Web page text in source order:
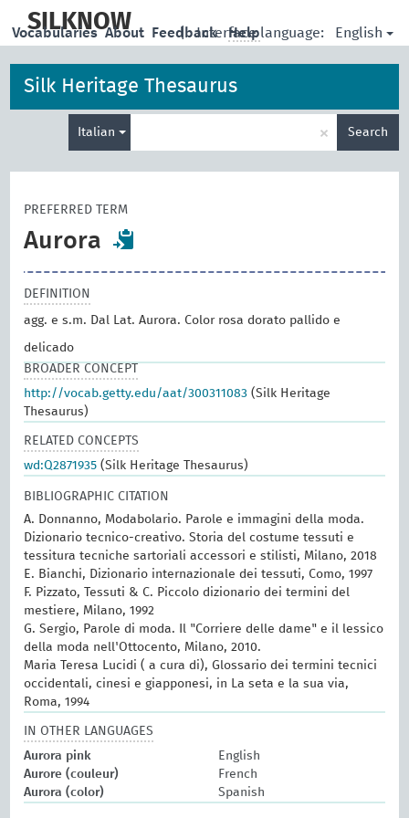
main
SILKNOW | Interface language: English
Vocabularies About Feedback Help
Silk Heritage Thesaurus
Italian × Search
PREFERRED TERM
Aurora
DEFINITION
agg. e s.m. Dal Lat. Aurora. Color rosa dorato pallido e
delicado
BROADER CONCEPT
http://vocab.getty.edu/aat/300311083 (Silk Heritage
Thesaurus)
RELATED CONCEPTS
wd:Q2871935 (Silk Heritage Thesaurus)
BIBLIOGRAPHIC CITATION
A. Donnanno, Modabolario. Parole e immagini della moda.
Dizionario tecnico-creativo. Storia del costume tessuti e
tessitura tecniche sartoriali accessori e stilisti, Milano, 2018
E. Bianchi, Dizionario internazionale dei tessuti, Como, 1997
F. Pizzato, Tessuti & C. Piccolo dizionario dei termini del
mestiere, Milano, 1992
G. Sergio, Parole di moda. Il "Corriere delle dame" e il lessico
della moda nell'Ottocento, Milano, 2010.
Maria Teresa Lucidi ( a cura di), Glossario dei termini tecnici
occidentali, cinesi e giapponesi, in La seta e la sua via,
Roma, 1994
IN OTHER LANGUAGES
Aurora pink
English
Aurore (couleur)
French
Aurora (color)
Spanish